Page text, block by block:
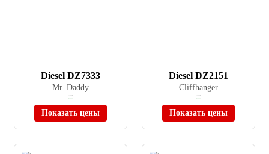
Diesel DZ7333
Mr. Daddy
Показать цены
Diesel DZ2151
Cliffhanger
Показать цены